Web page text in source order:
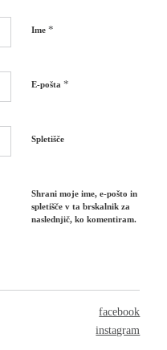
Ime *
E-pošta *
Spletišče
Shrani moje ime, e-pošto in
spletišče v ta brskalnik za
naslednjič, ko komentiram.
facebook
instagram